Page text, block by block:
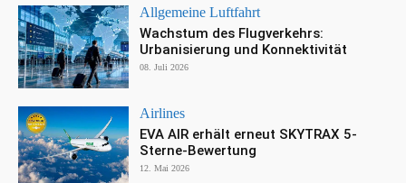
Allgemeine Luftfahrt
Wachstum des Flugverkehrs:
Urbanisierung und Konnektivität
08. Juli 2026
Airlines
EVA AIR erhält erneut SKYTRAX 5-
Sterne-Bewertung
12. Mai 2026